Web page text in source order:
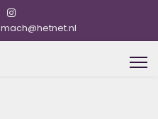
mach@hetnet.nl